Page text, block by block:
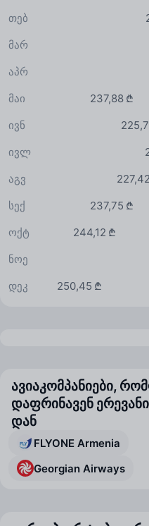
თებ
მარ
აპრ
237,88 ₾
მაი
ივნ
ივლ
აგვ
237,75 ₾
სექ
244,12 ₾
ოქტ
ნოე
250,45 ₾
დეკ
ავიაკომპანიები,
დაფრინავენ
დან
FLYONE Armenia
Georgian Airways